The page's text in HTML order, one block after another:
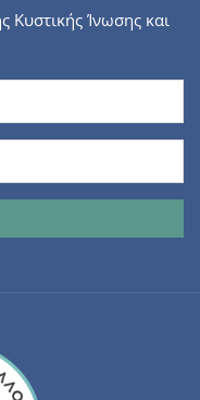
Κυστικής Ίνωσης και